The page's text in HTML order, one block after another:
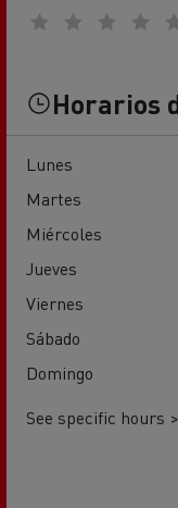
Horarios
Lunes
Martes
Miércoles
Jueves
Viernes
Sábado
Domingo
See specific hours >